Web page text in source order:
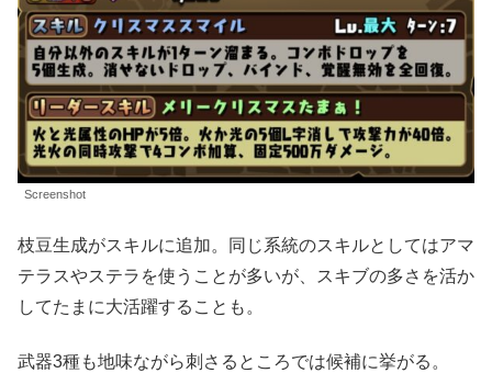
Screenshot
枝豆生成がスキルに追加。同じ系統のスキルとしてはアマ
テラスやステラを使うことが多いが、スキブの多さを活か
してたまに大活躍することも。
武器3種も地味ながら刺さるところでは候補に挙がる。